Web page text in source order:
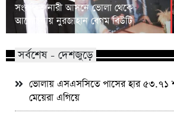
সংরক্ষিত নারী আসনে ভোলা থেকে
আলোচনায় নুরজাহান বেগম বিউটি
সর্বশেষ - দেশজুড়ে
ভোলায় এসএসসিতে পাসের হার ৫৩.৭১
মেয়েরা এগিয়ে